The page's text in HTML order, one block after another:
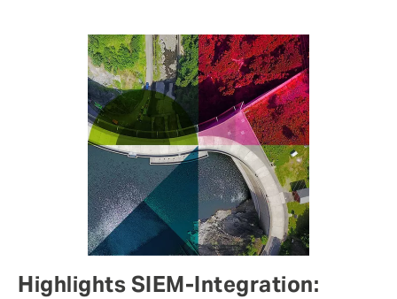
Highlights SIEM-Integration: